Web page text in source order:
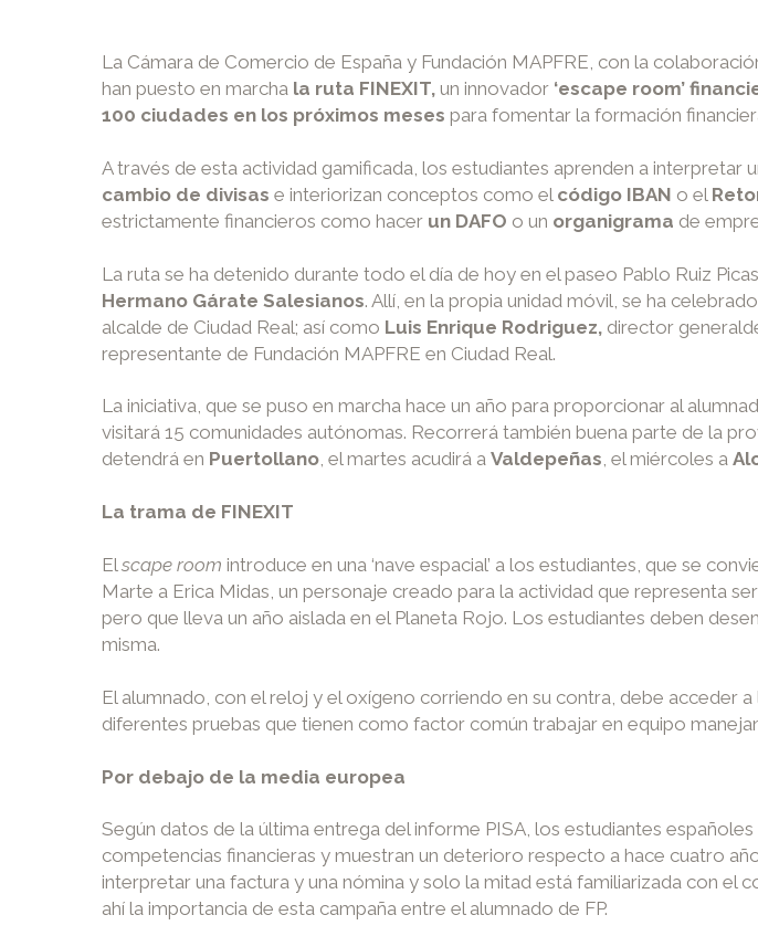
La Cámara de Comercio de España y Fundación MAPFRE, con la
han puesto en marcha la ruta FINEXIT, un innovador ‘escape room’
100 ciudades en los próximos meses para fomentar la formación
A través de esta actividad gamificada, los estudiantes aprenden a interpretar
cambio de divisas e interiorizan conceptos como el código IBAN o el
estrictamente financieros como hacer un DAFO o un organigrama de
La ruta se ha detenido durante todo el día de hoy en el paseo Pablo Ruiz
Hermano Gárate Salesianos. Allí, en la propia unidad móvil, se ha
alcalde de Ciudad Real; así como Luis Enrique Rodriguez, director general
representante de Fundación MAPFRE en Ciudad Real.
La iniciativa, que se puso en marcha hace un año para proporcionar al
visitará 15 comunidades autónomas. Recorrerá también buena parte de la
detendrá en Puertollano, el martes acudirá a Valdepeñas, el miércoles a
La trama de FINEXIT
El scape room introduce en una ‘nave espacial’ a los estudiantes, que se
Marte a Erica Midas, un personaje creado para la actividad que representa
pero que lleva un año aislada en el Planeta Rojo. Los estudiantes deben
misma.
El alumnado, con el reloj y el oxígeno corriendo en su contra, debe acceder
diferentes pruebas que tienen como factor común trabajar en equipo
Por debajo de la media europea
Según datos de la última entrega del informe PISA, los estudiantes españoles
competencias financieras y muestran un deterioro respecto a hace cuatro
interpretar una factura y una nómina y solo la mitad está familiarizada con el
ahí la importancia de esta campaña entre el alumnado de FP.